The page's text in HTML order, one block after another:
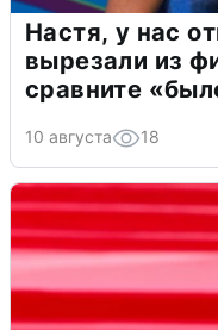
Настя, у нас
вырезали из
сравните
10 августа 18